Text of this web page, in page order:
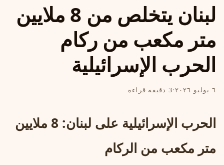
لبنان يتخلص من 8 ملايين
متر مكعب من ركام
الحرب الإسرائيلية
٦ يوليو ٢٠٢٦ ·3 دقيقة قراءة
الحرب الإسرائيلية على لبنان: 8 ملايين
متر مكعب من الركام